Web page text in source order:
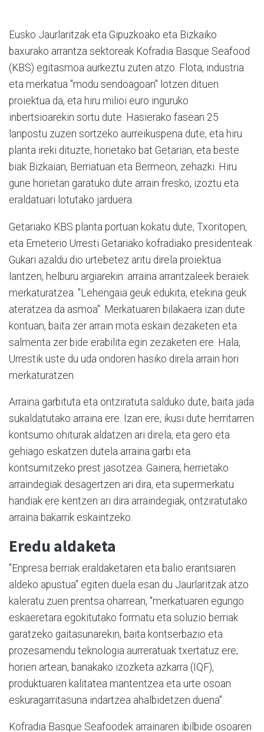
Eusko Jaurlaritzak eta Gipuzkoako eta Bizkaiko
baxurako arrantza sektoreak Kofradia Basque Seafood
(KBS) egitasmoa aurkeztu zuten atzo. Flota, industria
eta merkatua "modu sendoagoan" lotzen dituen
proiektua da, eta hiru milioi euro inguruko
inbertsioarekin sortu dute. Hasierako fasean 25
lanpostu zuzen sortzeko aurreikuspena dute, eta hiru
planta ireki dituzte, horietako bat Getarian, eta beste
biak Bizkaian, Berriatuan eta Bermeon, zehazki. Hiru
gune horietan garatuko dute arrain fresko, izoztu eta
eraldatuari lotutako jarduera.
Getariako KBS planta portuan kokatu dute, Txoritopen,
eta Emeterio Urresti Getariako kofradiako presidenteak
Gukari azaldu dio urtebetez aritu direla proiektua
lantzen, helburu argiarekin: arraina arrantzaleek beraiek
merkaturatzea. "Lehengaia geuk edukita, etekina geuk
ateratzea da asmoa". Merkatuaren bilakaera izan dute
kontuan, baita zer arrain mota eskain dezaketen eta
salmenta zer bide erabilita egin zezaketen ere. Hala,
Urrestik uste du uda ondoren hasiko direla arrain hori
merkaturatzen.
Arraina garbituta eta ontziratuta salduko dute, baita jada
sukaldatutako arraina ere. Izan ere, ikusi dute herritarren
kontsumo ohiturak aldatzen ari direla, eta gero eta
gehiago eskatzen dutela arraina garbi eta
kontsumitzeko prest jasotzea. Gainera, herrietako
arraindegiak desagertzen ari dira, eta supermerkatu
handiak ere kentzen ari dira arraindegiak, ontziratutako
arraina bakarrik eskaintzeko.
Eredu aldaketa
"Enpresa berriak eraldaketaren eta balio erantsiaren
aldeko apustua" egiten duela esan du Jaurlaritzak atzo
kaleratu zuen prentsa oharrean, "merkatuaren egungo
eskaeretara egokitutako formatu eta soluzio berriak
garatzeko gaitasunarekin, baita kontserbazio eta
prozesamendu teknologia aurreratuak txertatuz ere;
horien artean, banakako izozketa azkarra (IQF),
produktuaren kalitatea mantentzea eta urte osoan
eskuragarritasuna indartzea ahalbidetzen duena".
Kofradia Basque Seafoodek arrainaren ibilbide osoaren